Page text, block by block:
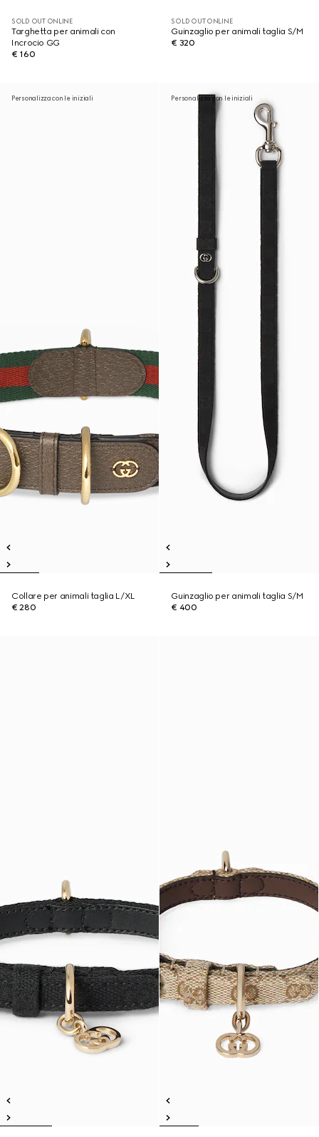
SOLD OUT ONLINE
Targhetta per animali con
Incrocio GG
€ 160
SOLD OUT ONLINE
Guinzaglio per animali taglia S/M
€ 320
Personalizza con le iniziali
Collare per animali taglia L/XL
€ 280
Personalizza con le iniziali
Guinzaglio per animali taglia S/M
€ 400